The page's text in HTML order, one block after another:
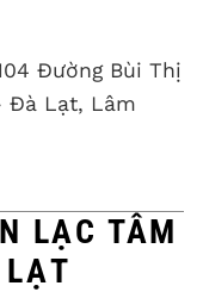
Đường Bùi Thị
Đà Lạt, Lâm
LẠC TÂM